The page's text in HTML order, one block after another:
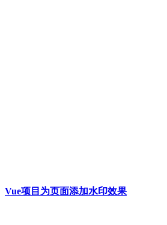
Vue项目为页面添加水印效果